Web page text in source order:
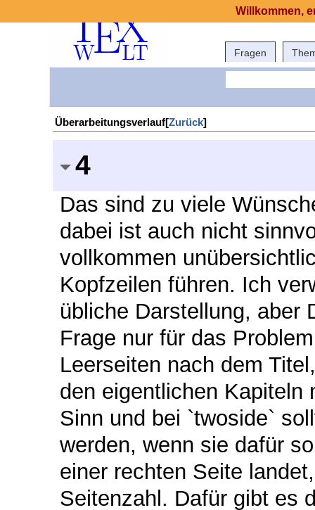
Fragen
Überarbeitungsverlauf[Zurück]
4
Das sind zu viele
dabei ist auch nicht
vollkommen
Kopfzeilen führen. Ich
übliche Darstellung, aber
Frage nur für das
Leerseiten nach dem
den eigentlichen Kapiteln
Sinn und bei `twoside`
werden, wenn sie dafür
einer rechten Seite
Seitenzahl. Dafür gibt es
Willkommen,